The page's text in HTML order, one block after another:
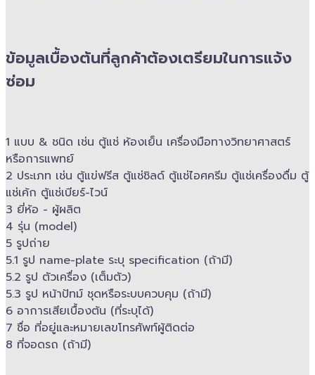
ข้อมูลเบื้องต้นที่ลูกค้าต้องเตรียมในการแจ้ง
ซ่อม
1 แบบ & ​ชนิด เช่น ตู้แช่ ห้องเย็น เครื่องมือทางวิทยาศาสตร์​
หรือการแพทย์
2 ประเภท เช่น ตู้แข่ฟรีส ตู้แช่ชิลด์ ตู้แช่ไอศครีม ตู้แช่เครื่องดื่ม ตู้
แช่เค้ก ตู้แช่เบียร์-ไวน์
3 ยี่ห้อ -​ ผู้ผลิต
4 รุ่น (model)
5 รูปถ่าย
5.1 รูป name-plate ระบุ specification (ถ้ามี)
5.2 รูป ตัวเครื่อง (เต็มตัว)
5.3 รูป หน้าปัทม์ ชุดหรือระบบควบคุม (ถ้ามี)​
6 อาการเสียเบื้องต้น (ที่ระบุได้)
7 ชื่อ ที่อยู่และ​หมายเลขโทรศัพท์​ผู้ติดต่อ
8 ที่จอดรถ (ถ้ามี)​